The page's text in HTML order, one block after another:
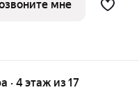
мне
· 4 этаж из 17